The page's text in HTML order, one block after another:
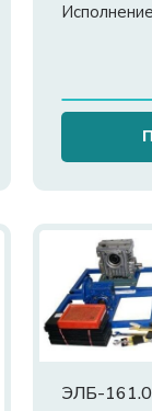
Исполнение
ЭЛБ-